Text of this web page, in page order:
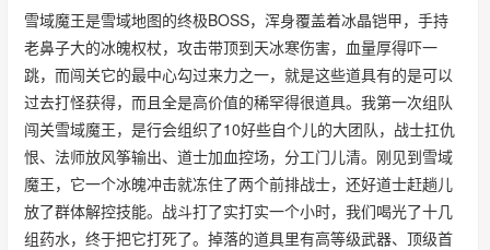
雪域魔王是雪域地图的终极BOSS，浑身覆盖着冰晶铠甲，手持
老鼻子大的冰魄权杖，攻击带顶到天冰寒伤害，血量厚得吓一
跳，而闯关它的最中心勾过来力之一，就是这些道具有的是可以
过去打怪获得，而且全是高价值的稀罕得很道具。我第一次组队
闯关雪域魔王，是行会组织了10好些自个儿的大团队，战士扛仇
恨、法师放风筝输出、道士加血控场，分工门儿清。刚见到雪域
魔王，它一个冰魄冲击就冻住了两个前排战士，还好道士赶趟儿
放了群体解控技能。战斗打了实打实一个小时，我们喝光了十几
组药水，终于把它打死了。掉落的道具里有高等级武器、顶级首